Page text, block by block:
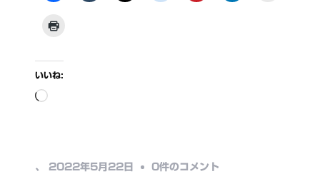
いいね:
読
中…
、 2022年5月22日 八
0件のコメント